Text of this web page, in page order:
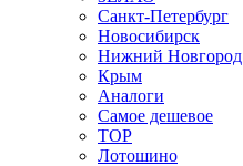
Санкт-Петербург
Новосибирск
Нижний Новгород
Крым
Аналоги
Самое дешевое
TOP
Лотошино